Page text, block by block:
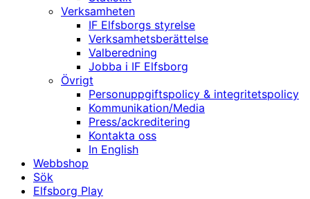
Verksamheten
IF Elfsborgs styrelse
Verksamhetsberättelse
Valberedning
Jobba i IF Elfsborg
Övrigt
Personuppgiftspolicy & integritetspolicy
Kommunikation/Media
Press/ackreditering
Kontakta oss
In English
Webbshop
Sök
Elfsborg Play